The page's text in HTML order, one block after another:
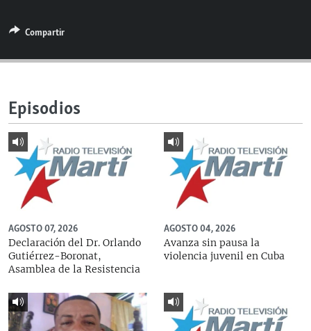
ESPECIALES
ESPECIALES
SER VIEJO EN CUBA
KENTU-CUBANO
LOS SANTOS DE HIALEAH
DESINFORMACIÓN RUSA EN AMÉRICA LATINA
LA INVASIÓN DE RUSIA A UCRANIA
MULTIMEDIA
SÍGUENOS
Compartir
Episodios
AGOSTO 07, 2026
Declaración del Dr. Orlando
Gutiérrez-Boronat,
Asamblea de la Resistencia
AGOSTO 04, 2026
Avanza sin pausa la
violencia juvenil en Cuba